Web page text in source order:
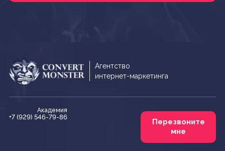
Агентство
интернет-маркетинга
Академия
+7 (929) 546-79-86
Перезвоните
мне